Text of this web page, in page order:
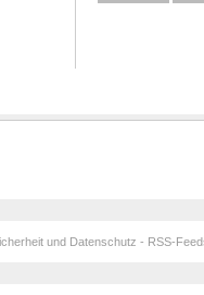
und Datenschutz - RSS-